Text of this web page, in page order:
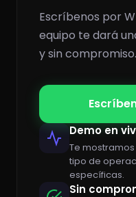
Escríbenos por
equipo te dará
y sin compromiso.
Demo en
Te
tipo de
específicas.
Sin